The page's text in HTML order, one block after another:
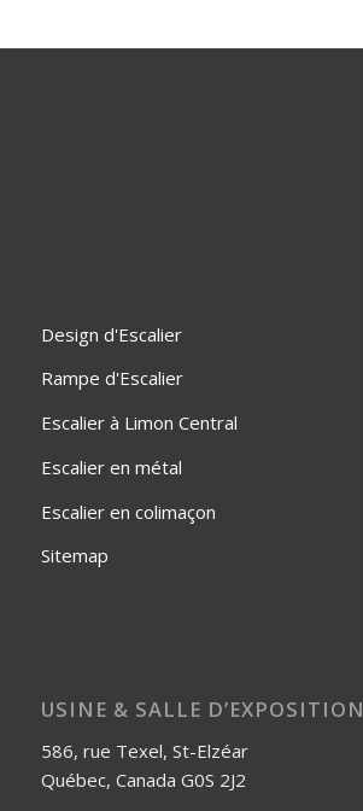
Design d'Escalier
Rampe d'Escalier
Escalier à Limon Central
Escalier en métal
Escalier en colimaçon
Sitemap
USINE & SALLE D’EXPOSITION
586, rue Texel, St-Elzéar
Québec, Canada G0S 2J2